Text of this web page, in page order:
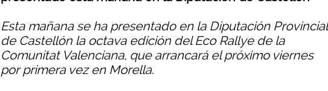
Esta mañana se ha presentado en la Diputación Provincial
de Castellón la octava edición del Eco Rallye de la
Comunitat Valenciana, que arrancará el próximo viernes
por primera vez en Morella.